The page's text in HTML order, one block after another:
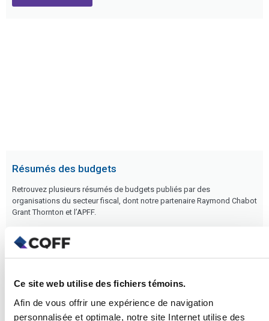
Ce site web utilise des fichiers témoins.
Afin de vous offrir une expérience de navigation
personnalisée et optimale, notre site Internet utilise des
Résumés des budgets
Retrouvez plusieurs résumés de budgets publiés par des
organisations du secteur fiscal, dont notre partenaire Raymond Chabot
Grant Thornton et l’APFF.
En savoir plus